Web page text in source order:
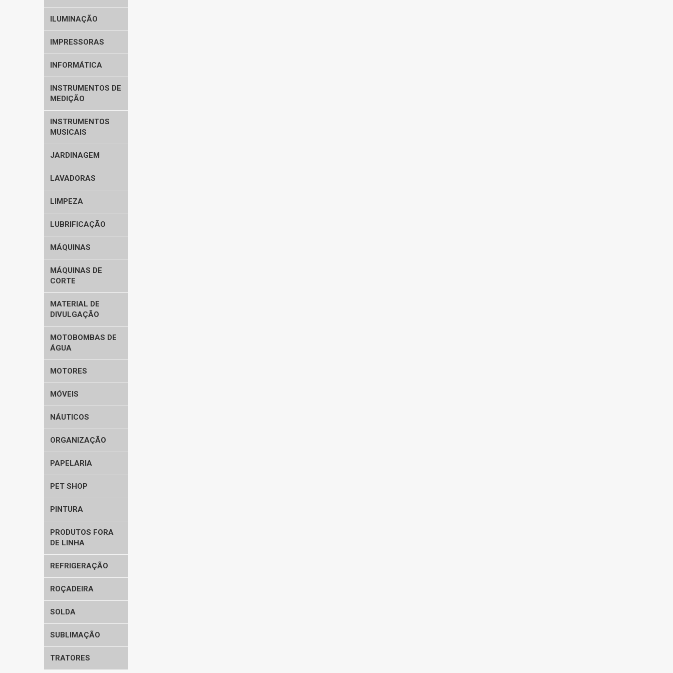
ILUMINAÇÃO
IMPRESSORAS
INFORMÁTICA
INSTRUMENTOS DE
MEDIÇÃO
INSTRUMENTOS
MUSICAIS
JARDINAGEM
LAVADORAS
LIMPEZA
LUBRIFICAÇÃO
MÁQUINAS
MÁQUINAS DE
CORTE
MATERIAL DE
DIVULGAÇÃO
MOTOBOMBAS DE
ÁGUA
MOTORES
MÓVEIS
NÁUTICOS
ORGANIZAÇÃO
PAPELARIA
PET SHOP
PINTURA
PRODUTOS FORA
DE LINHA
REFRIGERAÇÃO
ROÇADEIRA
SOLDA
SUBLIMAÇÃO
TRATORES